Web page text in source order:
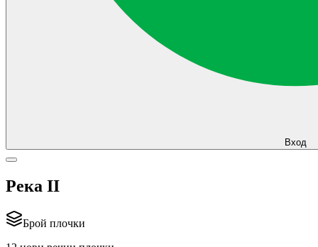
Вход
Река II
Брой плочки